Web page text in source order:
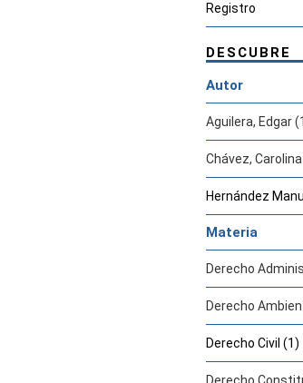
Registro
DESCUBRE
Autor
Aguilera, Edgar
Chávez,
Hernández
Materia
Derecho
Derecho
Derecho Civil (1)